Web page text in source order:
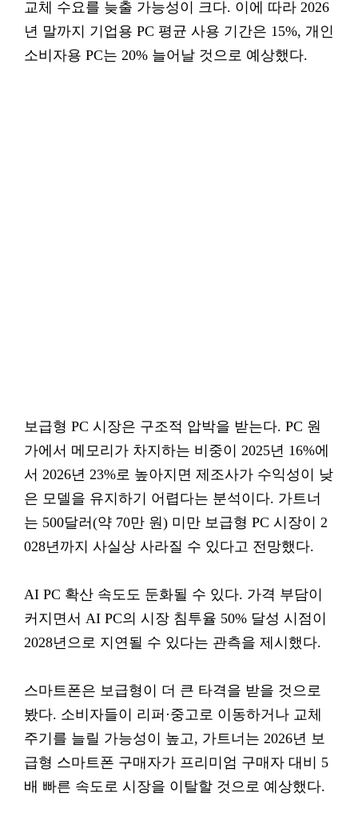
교체 수요를 늦출 가능성이 크다. 이에 따라 2026
년 말까지 기업용 PC 평균 사용 기간은 15%, 개인
소비자용 PC는 20% 늘어날 것으로 예상했다.
보급형 PC 시장은 구조적 압박을 받는다. PC 원
가에서 메모리가 차지하는 비중이 2025년 16%에
서 2026년 23%로 높아지면 제조사가 수익성이 낮
은 모델을 유지하기 어렵다는 분석이다. 가트너
는 500달러(약 70만 원) 미만 보급형 PC 시장이 2
028년까지 사실상 사라질 수 있다고 전망했다.
AI PC 확산 속도도 둔화될 수 있다. 가격 부담이
커지면서 AI PC의 시장 침투율 50% 달성 시점이
2028년으로 지연될 수 있다는 관측을 제시했다.
스마트폰은 보급형이 더 큰 타격을 받을 것으로
봤다. 소비자들이 리퍼·중고로 이동하거나 교체
주기를 늘릴 가능성이 높고, 가트너는 2026년 보
급형 스마트폰 구매자가 프리미엄 구매자 대비 5
배 빠른 속도로 시장을 이탈할 것으로 예상했다.